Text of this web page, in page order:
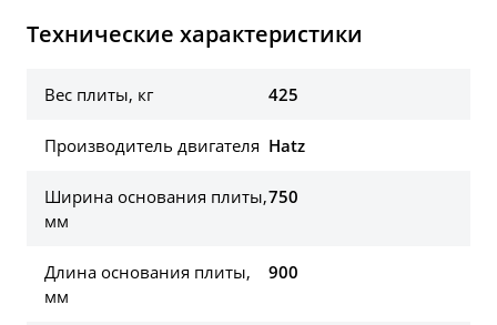
Технические характеристики
Вес плиты, кг 425
Производитель двигателя Hatz
Ширина основания плиты,
мм
750
Длина основания плиты,
мм
900